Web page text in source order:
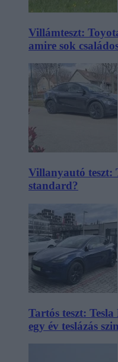
Villámteszt:
amire sok
Villanyautó teszt:
standard?
Tartós teszt:
egy év teslázás